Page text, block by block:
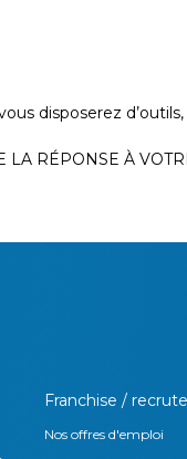
disposerez
LA RÉPONSE À
Franchise /
Nos offres d'emploi